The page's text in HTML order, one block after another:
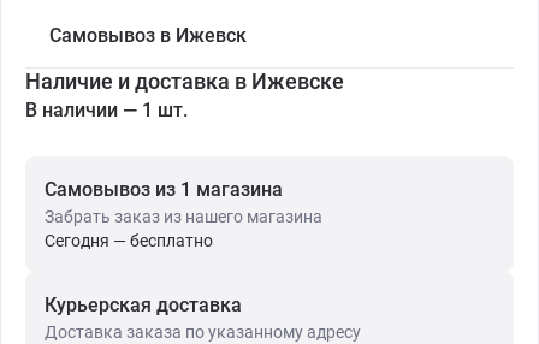
Самовывоз в Ижевск
Наличие и доставка в Ижевске
В наличии — 1 шт.
Самовывоз из 1 магазина
Забрать заказ из нашего магазина
Сегодня — бесплатно
Курьерская доставка
Доставка заказа по указанному адресу